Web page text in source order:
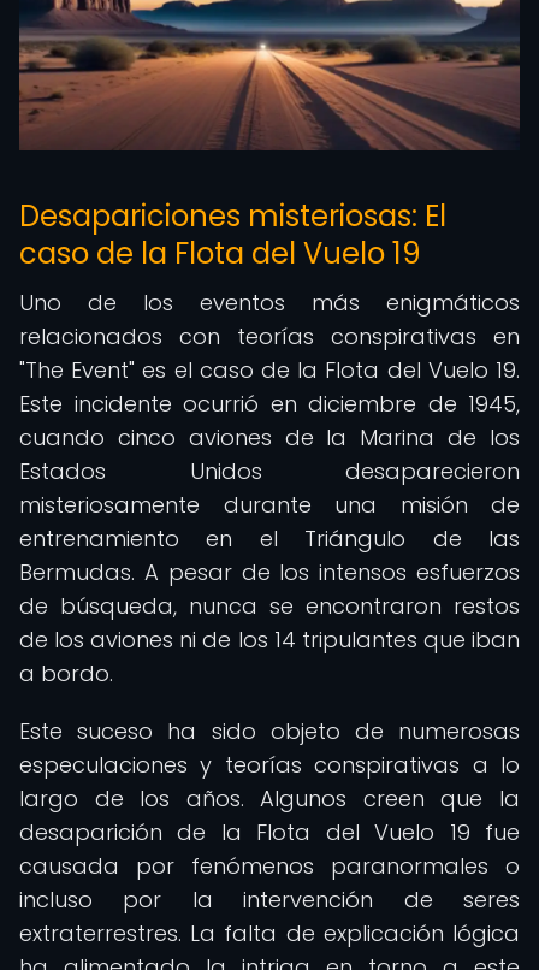
Desapariciones misteriosas: El
caso de la Flota del Vuelo 19
Uno de los eventos más enigmáticos
relacionados con teorías conspirativas en
"The Event" es el caso de la Flota del Vuelo 19.
Este incidente ocurrió en diciembre de 1945,
cuando cinco aviones de la Marina de los
Estados Unidos desaparecieron
misteriosamente durante una misión de
entrenamiento en el Triángulo de las
Bermudas. A pesar de los intensos esfuerzos
de búsqueda, nunca se encontraron restos
de los aviones ni de los 14 tripulantes que iban
a bordo.
Este suceso ha sido objeto de numerosas
especulaciones y teorías conspirativas a lo
largo de los años. Algunos creen que la
desaparición de la Flota del Vuelo 19 fue
causada por fenómenos paranormales o
incluso por la intervención de seres
extraterrestres. La falta de explicación lógica